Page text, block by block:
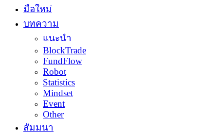
มือใหม่
บทความ
แนะนำ
BlockTrade
FundFlow
Robot
Statistics
Mindset
Event
Other
สัมมนา